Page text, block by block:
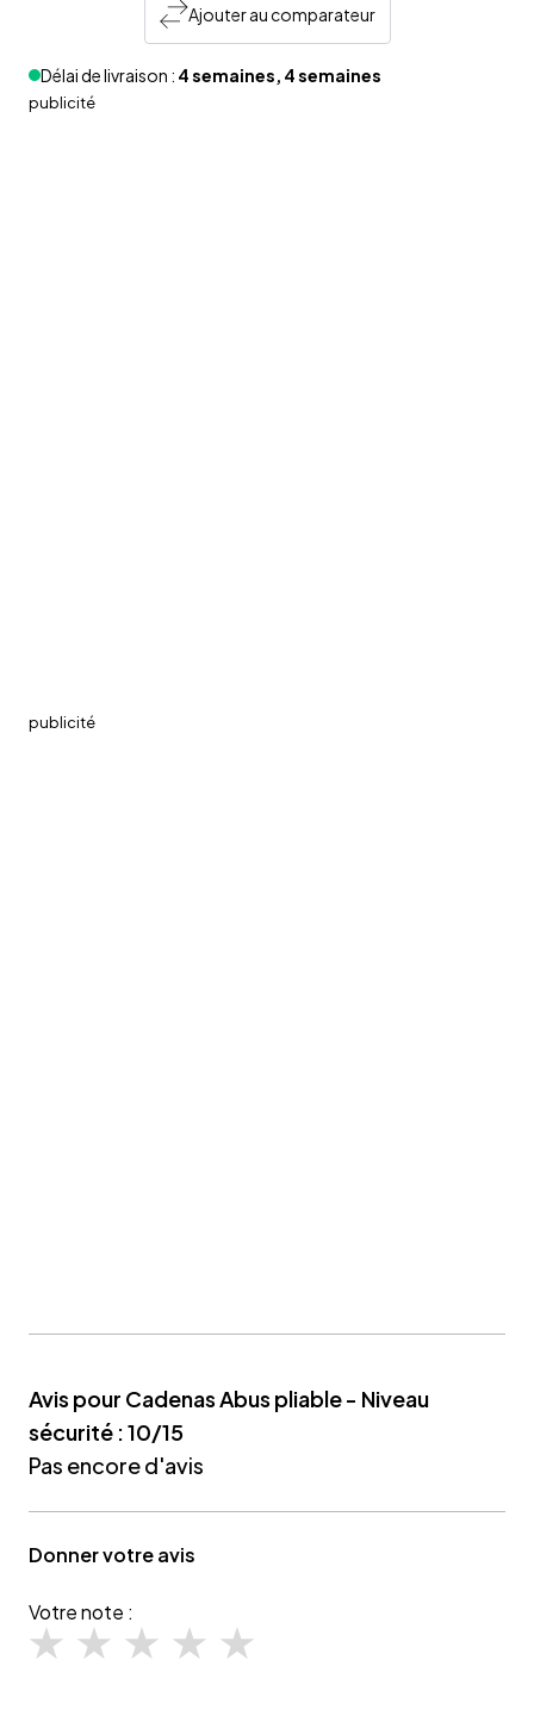
Ajouter au comparateur
Délai de livraison : 4 semaines, 4 semaines
publicité
publicité
Avis pour Cadenas Abus pliable - Niveau
sécurité : 10/15
Pas encore d'avis
Donner votre avis
Votre note :